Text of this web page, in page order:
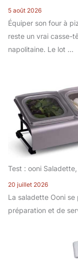
5 août 2026
Équiper son four à
reste un vrai casse-
napolitaine. Le lot ...
Test : ooni
20 juillet 2026
La saladette Ooni
préparation et de